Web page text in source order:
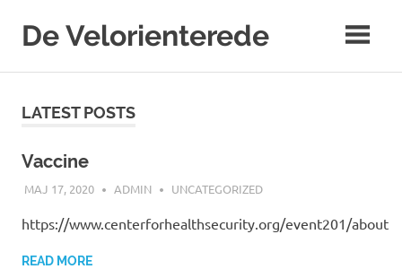
De Velorienterede
LATEST POSTS
Vaccine
MAJ 17, 2020 ADMIN UNCATEGORIZED
https://www.centerforhealthsecurity.org/event201/about
READ MORE